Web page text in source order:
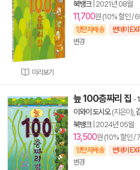
미리보기
북뱅크| 2021년 08월
11,700원 (10% 할인 /
양탄자배송 썬데이
변경
늪 100층짜리 집 -
이와이 도시오(지은이),
북뱅크| 2024년 05월
13,500원 (10% 할인 /
양탄자배송 썬데이
변경